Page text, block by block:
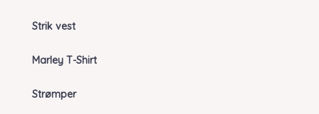
Strik vest
Marley T-Shirt
Strømper